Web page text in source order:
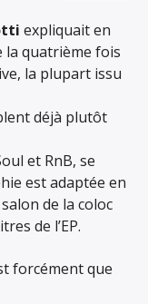
expliquait en
la quatrième fois
la plupart issu
déjà plutôt
et RnB, se
est adaptée en
de la coloc
de l’EP.
forcément que